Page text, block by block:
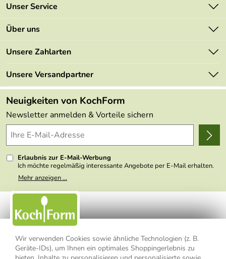
Wir verwenden Cookies sowie ähnliche Technologien (z. B.
Geräte-IDs), um Ihnen ein optimales Shoppingerlebnis zu
Unser Service
Kontakt
Mehrwertsteuerfrei
Retourenportal
FAQs
Lieferbedingungen
Delivery Terms
Kundenlogin
Über uns
Marken
Angebote
Made in Germany
Themen
Wir über uns
Presse
Unsere Zahlarten
Unsere Versandpartner
Neuigkeiten von KochForm
Newsletter anmelden & Vorteile sichern
Erlaubnis zur E-Mail-Werbung
Ich möchte regelmäßig interessante Angebote per E-Mail erhalten.
Meine E-Mail-Adresse wird nicht an andere Unternehmen
weitergegeben. Zu statistischen Zwecken wird in anonymer Form
nicht erkennbar, welche konkrete Person geklickt hat. Diese
Einwilligung zur Nutzung meiner E-Mail- Adresse für Werbezwecke
kann ich jederzeit mit Wirkung für die Zukunft widerrufen, indem ich
den Link "Abmelden" am Ende des Newsletters anklicke oder die
Option Newsletter im Mitgliederbereich deaktiviere. Die
Datenschutzerklärung
habe ich zur Kenntnis genommen.
Mehr anzeigen ...